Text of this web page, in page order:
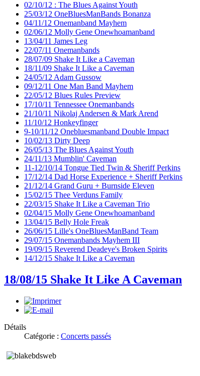
02/10/12 : The Blues Against Youth
25/03/12 OneBluesManBands Bonanza
04/11/12 Onemanband Mayhem
02/06/12 Molly Gene Onewhoamanband
13/04/11 James Leg
22/07/11 Onemanbands
28/07/09 Shake It Like a Caveman
18/11/09 Shake It Like a Caveman
24/05/12 Adam Gussow
09/12/11 One Man Band Mayhem
22/05/12 Blues Rules Preview
17/10/11 Tennessee Onemanbands
21/10/11 Nikolaj Andersen & Mark Arend
11/10/12 Honkeyfinger
9-10/11/12 Onebluesmanband Double Impact
10/02/13 Dirty Deep
26/05/13 The Blues Against Youth
24/11/13 Mumblin' Caveman
11-12/10/14 Tongue Tied Twin & Sheriff Perkins
17/12/14 Dad Horse Experience + Sheriff Perkins
21/12/14 Grand Guru + Burnside Eleven
15/02/15 Thee Verduns Family
22/03/15 Shake It Like a Caveman Trio
02/04/15 Molly Gene Onewhoamanband
13/04/15 Belly Hole Freak
26/06/15 Lille's OneBluesManBand Team
29/07/15 Onemanbands Mayhem III
19/09/15 Reverend Deadeye's Broken Spirits
14/12/15 Shake It Like a Caveman
18/08/15 Shake It Like A Caveman
Détails
Catégorie : Concerts passés